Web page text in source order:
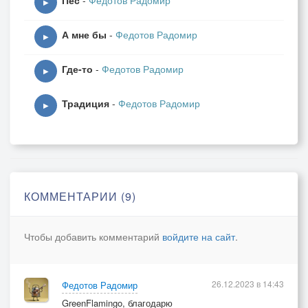
▶
▶ А мне бы - Федотов Радомир
▶ Где-то - Федотов Радомир
▶ Традиция - Федотов Радомир
КОММЕНТАРИИ (9)
Чтобы добавить комментарий войдите на сайт.
Федотов Радомир
GreenFlamingo, благодарю
26.12.2023 в 14:43